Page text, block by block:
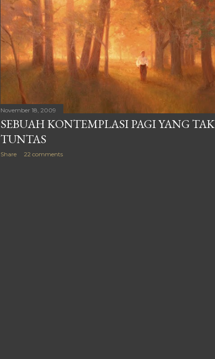
November 18, 2009
SEBUAH KONTEMPLASI PAGI YANG TAK
TUNTAS
Share 22 comments